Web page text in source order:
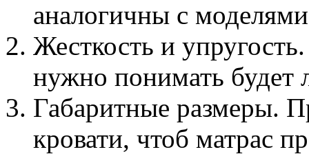
аналогичны с
Жесткость и
нужно понимать будет
Габаритные размеры.
кровати, чтоб матрас